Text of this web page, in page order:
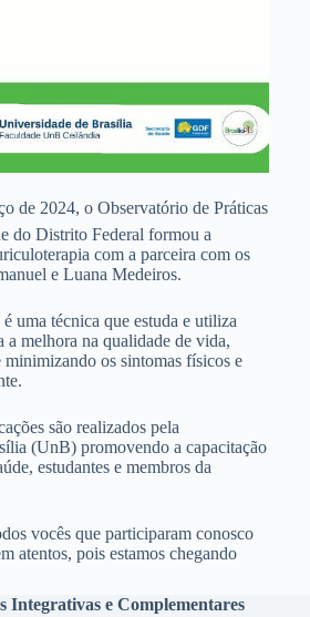
de 2024, o Observatório de Práticas
do Distrito Federal formou a
com a parceira com os
e Luana Medeiros.
uma técnica que estuda e utiliza
a melhora na qualidade de vida,
minimizando os sintomas físicos e
são realizados pela
(UnB) promovendo a capacitação
estudantes e membros da
vocês que participaram conosco
atentos, pois estamos chegando
Integrativas e Complementares